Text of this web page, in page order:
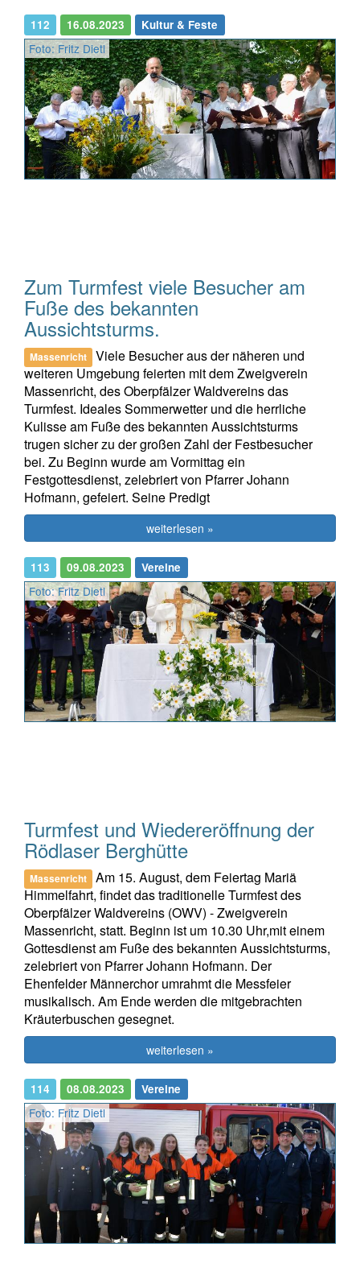
112 16.08.2023 Kultur & Feste
Foto: Fritz Dietl
Zum Turmfest viele Besucher am
Fuße des bekannten
Aussichtsturms.
Massenricht
Viele Besucher aus der näheren und
weiteren Umgebung feierten mit dem Zweigverein
Massenricht, des Oberpfälzer Waldvereins das
Turmfest. Ideales Sommerwetter und die herrliche
Kulisse am Fuße des bekannten Aussichtsturms
trugen sicher zu der großen Zahl der Festbesucher
bei. Zu Beginn wurde am Vormittag ein
Festgottesdienst, zelebriert von Pfarrer Johann
Hofmann, gefeiert. Seine Predigt
weiterlesen »
113 09.08.2023 Vereine
Foto: Fritz Dietl
Turmfest und Wiedereröffnung der
Rödlaser Berghütte
Massenricht
Am 15. August, dem Feiertag Mariä
Himmelfahrt, findet das traditionelle Turmfest des
Oberpfälzer Waldvereins (OWV) - Zweigverein
Massenricht, statt. Beginn ist um 10.30 Uhr,mit einem
Gottesdienst am Fuße des bekannten Aussichtsturms,
zelebriert von Pfarrer Johann Hofmann. Der
Ehenfelder Männerchor umrahmt die Messfeier
musikalisch. Am Ende werden die mitgebrachten
Kräuterbuschen gesegnet.
weiterlesen »
114 08.08.2023 Vereine
Foto: Fritz Dietl